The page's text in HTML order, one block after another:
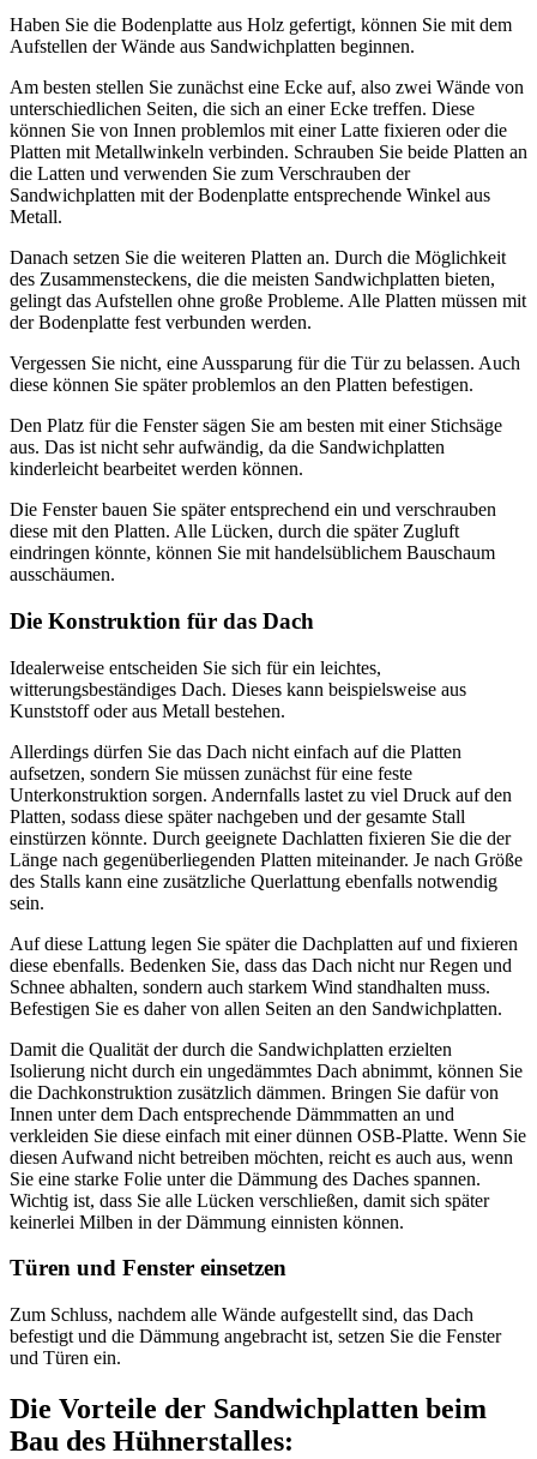
Haben Sie die Bodenplatte aus Holz gefertigt, können Sie mit dem
Aufstellen der Wände aus Sandwichplatten beginnen.
Am besten stellen Sie zunächst eine Ecke auf, also zwei Wände von
unterschiedlichen Seiten, die sich an einer Ecke treffen. Diese
können Sie von Innen problemlos mit einer Latte fixieren oder die
Platten mit Metallwinkeln verbinden. Schrauben Sie beide Platten an
die Latten und verwenden Sie zum Verschrauben der
Sandwichplatten mit der Bodenplatte entsprechende Winkel aus
Metall.
Danach setzen Sie die weiteren Platten an. Durch die Möglichkeit
des Zusammensteckens, die die meisten Sandwichplatten bieten,
gelingt das Aufstellen ohne große Probleme. Alle Platten müssen mit
der Bodenplatte fest verbunden werden.
Vergessen Sie nicht, eine Aussparung für die Tür zu belassen. Auch
diese können Sie später problemlos an den Platten befestigen.
Den Platz für die Fenster sägen Sie am besten mit einer Stichsäge
aus. Das ist nicht sehr aufwändig, da die Sandwichplatten
kinderleicht bearbeitet werden können.
Die Fenster bauen Sie später entsprechend ein und verschrauben
diese mit den Platten. Alle Lücken, durch die später Zugluft
eindringen könnte, können Sie mit handelsüblichem Bauschaum
ausschäumen.
Die Konstruktion für das Dach
Idealerweise entscheiden Sie sich für ein leichtes,
witterungsbeständiges Dach. Dieses kann beispielsweise aus
Kunststoff oder aus Metall bestehen.
Allerdings dürfen Sie das Dach nicht einfach auf die Platten
aufsetzen, sondern Sie müssen zunächst für eine feste
Unterkonstruktion sorgen. Andernfalls lastet zu viel Druck auf den
Platten, sodass diese später nachgeben und der gesamte Stall
einstürzen könnte. Durch geeignete Dachlatten fixieren Sie die der
Länge nach gegenüberliegenden Platten miteinander. Je nach Größe
des Stalls kann eine zusätzliche Querlattung ebenfalls notwendig
sein.
Auf diese Lattung legen Sie später die Dachplatten auf und fixieren
diese ebenfalls. Bedenken Sie, dass das Dach nicht nur Regen und
Schnee abhalten, sondern auch starkem Wind standhalten muss.
Befestigen Sie es daher von allen Seiten an den Sandwichplatten.
Damit die Qualität der durch die Sandwichplatten erzielten
Isolierung nicht durch ein ungedämmtes Dach abnimmt, können Sie
die Dachkonstruktion zusätzlich dämmen. Bringen Sie dafür von
Innen unter dem Dach entsprechende Dämmmatten an und
verkleiden Sie diese einfach mit einer dünnen OSB-Platte. Wenn Sie
diesen Aufwand nicht betreiben möchten, reicht es auch aus, wenn
Sie eine starke Folie unter die Dämmung des Daches spannen.
Wichtig ist, dass Sie alle Lücken verschließen, damit sich später
keinerlei Milben in der Dämmung einnisten können.
Türen und Fenster einsetzen
Zum Schluss, nachdem alle Wände aufgestellt sind, das Dach
befestigt und die Dämmung angebracht ist, setzen Sie die Fenster
und Türen ein.
Die Vorteile der Sandwichplatten beim
Bau des Hühnerstalles: